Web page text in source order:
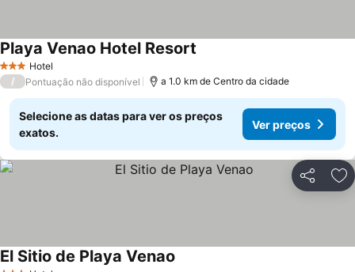
3 EstrelasHotel
Playa Venao Hotel Resort
/ Pontuação não disponível a 1.0 km de Centro da cidade
Selecione as datas para ver os preços
exatos.
Ver preços
Partilhar
El Sitio de Playa Venao